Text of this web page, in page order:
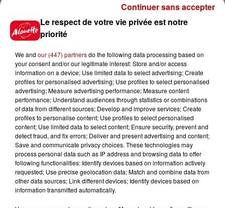
Gagnez vos places pour le
Festival du Roi Arthur 2026 !
Gagnez vos entrées pour le
Musée du Sport Automobile au
Mans !
Alouette vous invite à
Futuroscope Xperiences !
Le respect de votre vie privée est notre
priorité
We and our (447) partnersdo the following data processing based on
your consent and/or our legitimate interest: Store and/or access
information on a device; Use limited data to select advertising; Create
profiles for personalised advertising; Use profiles to select personalised
advertising; Measure advertising performance; Measure content
performance; Understand audiences through statistics or combinations
of data from different sources; Develop and improve services; Create
profiles to personalise content; Use profiles to select personalised
content; Use limited data to select content; Ensure security, prevent and
detect fraud, and fix errors; Deliver and present advertising and content;
Save and communicate privacy choices. These technologies may
process personal data such as IP address and browsing data to offer
following functionalities: Identify devices based on information actively
requested; Use precise geolocation data; Match and combine data from
other data sources; Link different devices; Identify devices based on
information transmitted automatically.
Continuer sans accepter